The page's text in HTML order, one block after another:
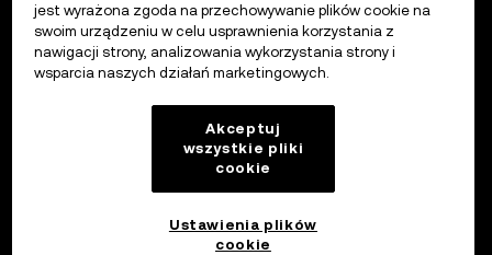
jest wyrażona zgoda na przechowywanie plików cookie na
swoim urządzeniu w celu usprawnienia korzystania z
nawigacji strony, analizowania wykorzystania strony i
wsparcia naszych działań marketingowych.
Akceptuj
wszystkie pliki
cookie
Ustawienia plików
cookie